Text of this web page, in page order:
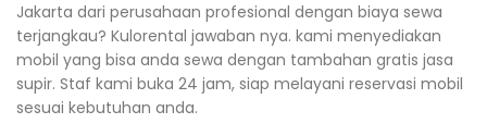
Jakarta dari perusahaan profesional dengan biaya sewa
terjangkau? Kulorental jawaban nya. kami menyediakan
mobil yang bisa anda sewa dengan tambahan gratis jasa
supir. Staf kami buka 24 jam, siap melayani reservasi mobil
sesuai kebutuhan anda.